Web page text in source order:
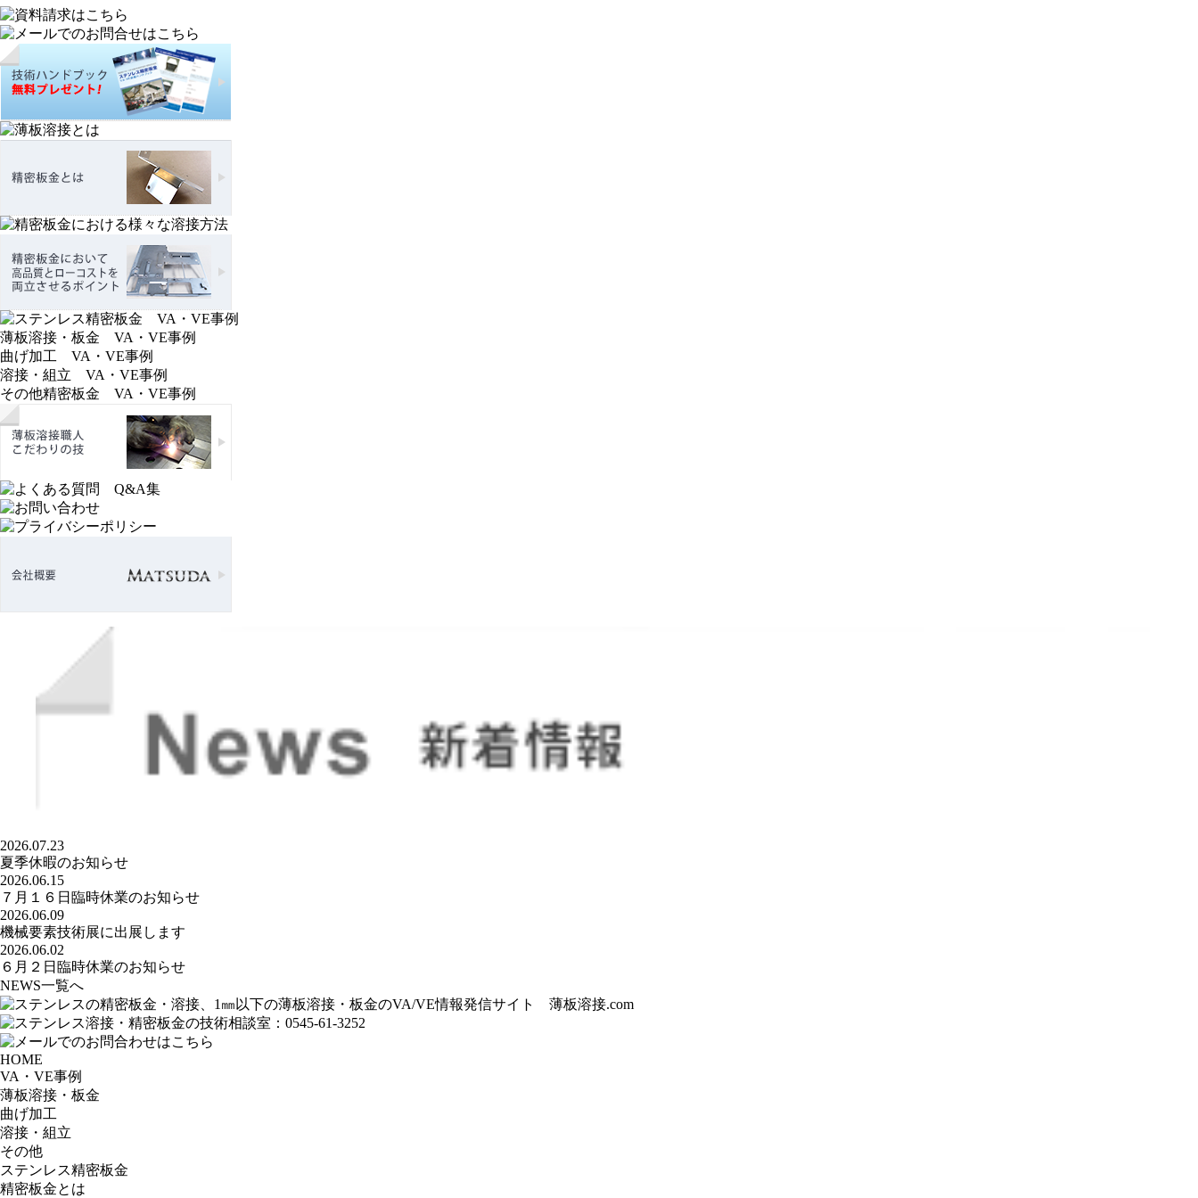
薄板溶接・板金 VA・VE事例
曲げ加工 VA・VE事例
溶接・組立 VA・VE事例
その他精密板金 VA・VE事例
2026.07.23
夏季休暇のお知らせ
2026.06.15
７月１６日臨時休業のお知らせ
2026.06.09
機械要素技術展に出展します
2026.06.02
６月２日臨時休業のお知らせ
NEWS一覧へ
HOME
VA・VE事例
薄板溶接・板金
曲げ加工
溶接・組立
その他
ステンレス精密板金
精密板金とは